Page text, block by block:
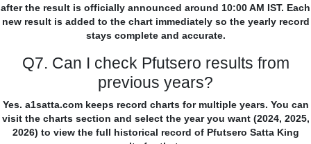
after the result is officially announced around 10:00 AM IST. Each
new result is added to the chart immediately so the yearly record
stays complete and accurate.
Q7. Can I check Pfutsero results from
previous years?
Yes. a1satta.com keeps record charts for multiple years. You can
visit the charts section and select the year you want (2024, 2025,
2026) to view the full historical record of Pfutsero Satta King